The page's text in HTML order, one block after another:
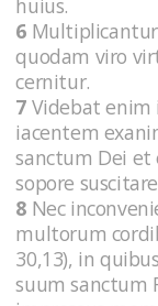
6
quodam viro
cernitur.
7 Videbat enim
iacentem
sanctum Dei et
sopore
8 Nec
multorum
30,13), in
suum sanctum